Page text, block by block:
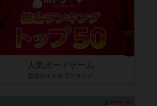
人気ボードゲーム
総合おすすめランキング